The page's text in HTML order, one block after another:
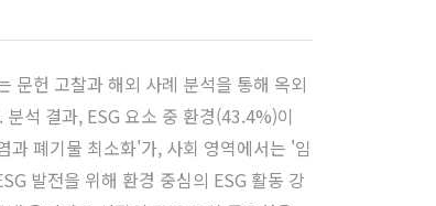
문헌 고찰과 해외 사례 분석을 통해 옥외
석 결과, ESG 요소 중 환경(43.4%)이
폐기물 최소화'가, 사회 영역에서는 '임
발전을 위해 환경 중심의 ESG 활동 강